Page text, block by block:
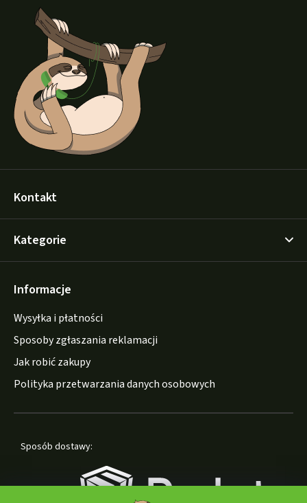
Kontakt
Kategorie
Informacje
Wysyłka i płatności
Sposoby zgłaszania reklamacji
Jak robić zakupy
Polityka przetwarzania danych osobowych
Sposób dostawy: